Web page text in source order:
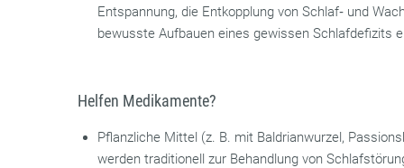
Entspannung, die Entkopplung von Schlaf‐ und
bewusste Aufbauen eines gewissen Schlafdefizits
Helfen Medikamente?
Pflanzliche Mittel (z. B. mit Baldrianwurzel,
werden traditionell zur Behandlung von